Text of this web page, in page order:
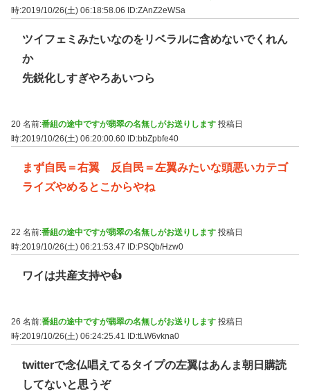
時:2019/10/26(土) 06:18:58.06
ID:ZAnZ2eWSa
ツイフェミみたいなのをリベラルに含めないでくれん
か
先鋭化しすぎやろあいつら
20 名前:番組の途中ですが翡翠の名無しがお送りします 投稿日
時:2019/10/26(土) 06:20:00.60 ID:bbZpbfe40
まず自民＝右翼 反自民＝左翼みたいな頭悪いカテゴ
ライズやめるとこからやね
22 名前:番組の途中ですが翡翠の名無しがお送りします 投稿日
時:2019/10/26(土) 06:21:53.47
ID:PSQb/Hzw0
ワイは共産支持や👍
26 名前:番組の途中ですが翡翠の名無しがお送りします 投稿日
時:2019/10/26(土) 06:24:25.41 ID:tLW6vkna0
twitterで念仏唱えてるタイプの左翼はあんま朝日購読
してないと思うぞ